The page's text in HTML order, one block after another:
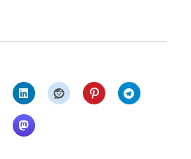
Mobilität am Himmel